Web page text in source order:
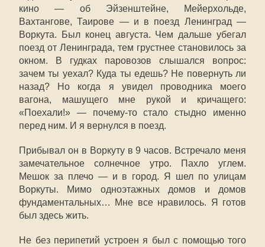
кино — об Эйзенштейне, Мейерхольде,
Вахтангове, Таирове — и в поезд Ленинград —
Воркута. Был конец августа. Чем дальше убегал
поезд от Ленинграда, тем грустнее становилось за
окном. В гудках паровозов слышался вопрос:
зачем ты уехал? Куда ты едешь? Не повернуть ли
назад? Но когда я увидел проводника моего
вагона, машущего мне рукой и кричащего:
«Поехали!» — почему-то стало стыдно именно
перед ним. И я вернулся в поезд.
Прибывал он в Воркуту в 9 часов. Встречало меня
замечательное солнечное утро. Пахло углем.
Мешок за плечо — и в город. Я шел по улицам
Воркуты. Мимо одноэтажных домов и домов
фундаментальных… Мне все нравилось. Я готов
был здесь жить.
Не без перипетий устроен я был с помощью того